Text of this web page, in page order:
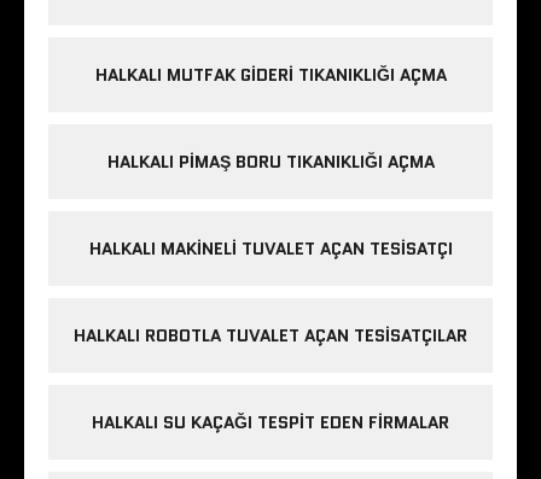
HALKALI MUTFAK GIDERI TIKANIKLIĞI AÇMA
HALKALI PIMAŞ BORU TIKANIKLIĞI AÇMA
HALKALI MAKINELI TUVALET AÇAN TESISATÇI
HALKALI ROBOTLA TUVALET AÇAN TESISATÇILAR
HALKALI SU KAÇAĞI TESPIT EDEN FIRMALAR